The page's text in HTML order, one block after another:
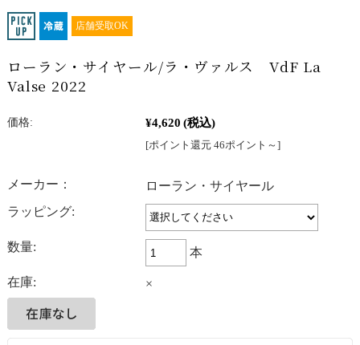
店舗受取OK
ローラン・サイヤール/ラ・ヴァルス VdF La
Valse 2022
価格: ¥4,620 (税込)
[ポイント還元 46ポイント～]
メーカー：
ローラン・サイヤール
ラッピング:
数量: 本
在庫: ×